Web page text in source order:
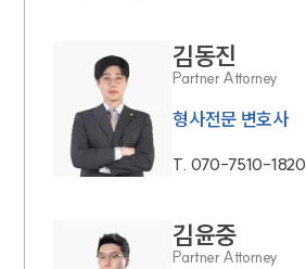
김동진
Partner Attorney
형사전문 변호사
T. 070-7510-1820
김윤중
Partner Attorney